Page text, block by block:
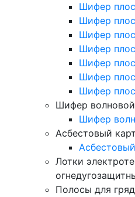
Шифер
Шифер
Шифер
Шифер
Шифер
Шифер
Шифер
Шифер волновой
Шифер
Асбестовый
Лотки
Полосы для